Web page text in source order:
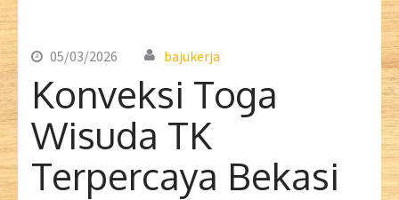
05/03/2026 bajukerja
Konveksi Toga
Wisuda TK
Terpercaya Bekasi